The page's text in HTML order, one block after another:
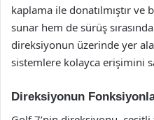
kaplama ile donatılmıştır
sunar hem de sürüş
direksiyonun üzerinde yer
sistemlere kolayca erişimini
Direksiyonun